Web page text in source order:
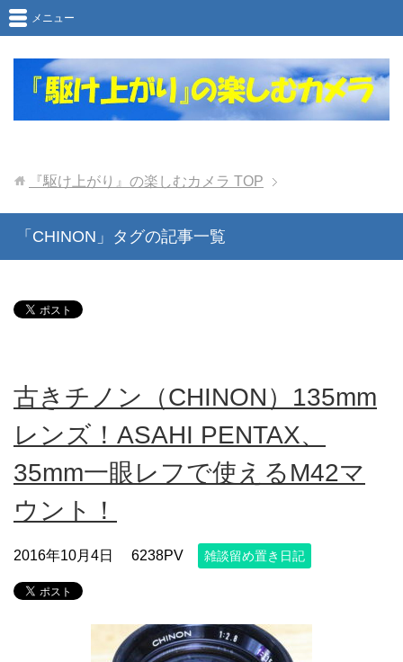
メニュー
『駆け上がり』の楽しむカメラ TOP
「CHINON」タグの記事一覧
古きチノン（CHINON）135mm
レンズ！ASAHI PENTAX、
35mm一眼レフで使えるM42マ
ウント！
2016年10月4日 6238PV 雑談留め置き日記